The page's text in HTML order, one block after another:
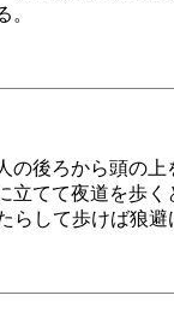
。
の後ろから頭の上
立てて夜道を歩
らして歩けば狼避